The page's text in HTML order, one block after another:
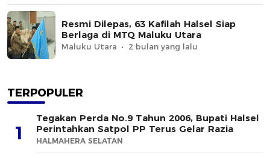
Resmi Dilepas, 63 Kafilah Halsel Siap
Berlaga di MTQ Maluku Utara
Maluku Utara 2 bulan yang lalu
TERPOPULER
1
Tegakan Perda No.9 Tahun 2006, Bupati Halsel
Perintahkan Satpol PP Terus Gelar Razia
HALMAHERA SELATAN